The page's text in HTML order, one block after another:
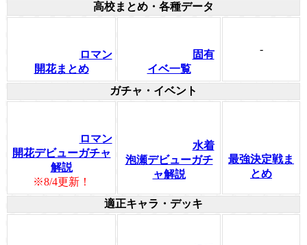
高校まとめ・各種データ
ロマン
開花まとめ
固有
イベ一覧
-
ガチャ・イベント
ロマン
開花デビューガチャ
解説
※8/4更新！
水着
泡瀬デビューガチ
ャ解説
最強決定戦ま
とめ
適正キャラ・デッキ